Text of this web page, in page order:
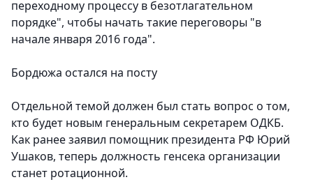
переходному процессу в безотлагательном
порядке", чтобы начать такие переговоры "в
начале января 2016 года".
Бордюжа остался на посту
Отдельной темой должен был стать вопрос о том,
кто будет новым генеральным секретарем ОДКБ.
Как ранее заявил помощник президента РФ Юрий
Ушаков, теперь должность генсека организации
станет ротационной.